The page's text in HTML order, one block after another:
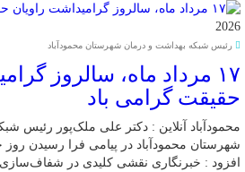
2026
رئیس شبکه بهداشت و درمان شهرستان محمودآباد
۱۷ مرداد ماه، سالروز
حقیقت گرامی باد
محمودآباد آنلاین : دکتر علی ملک‌پور رئیس
شهرستان محمودآباد در پیامی فرا رسیدن روز
افزود : خبرنگاری نقشی کلیدی در شفاف‌سازی